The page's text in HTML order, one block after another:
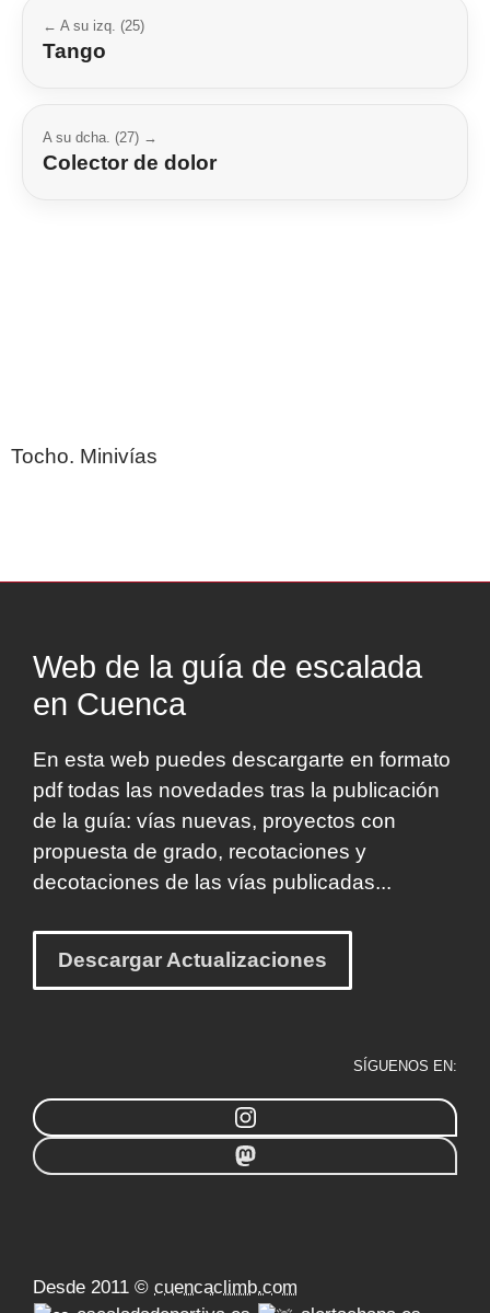
← A su izq. (25)
Tango
A su dcha. (27) →
Colector de dolor
Tocho. Minivías
Web de la guía de escalada
en Cuenca
En esta web puedes descargarte en formato
pdf todas las novedades tras la publicación
de la guía: vías nuevas, proyectos con
propuesta de grado, recotaciones y
decotaciones de las vías publicadas...
Descargar Actualizaciones
SÍGUENOS EN:
Desde 2011 © cuencaclimb.com